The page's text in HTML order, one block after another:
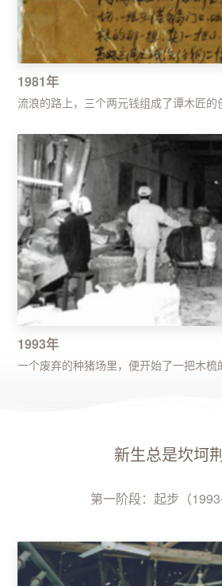
1981年
流浪的路上，三个两元钱组成了谭木匠的
1993年
一个废弃的种猪场里，便开始了一把木
新生总是坎坷
第一阶段：起步（1993-